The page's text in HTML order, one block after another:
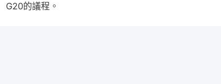
G20的議程。